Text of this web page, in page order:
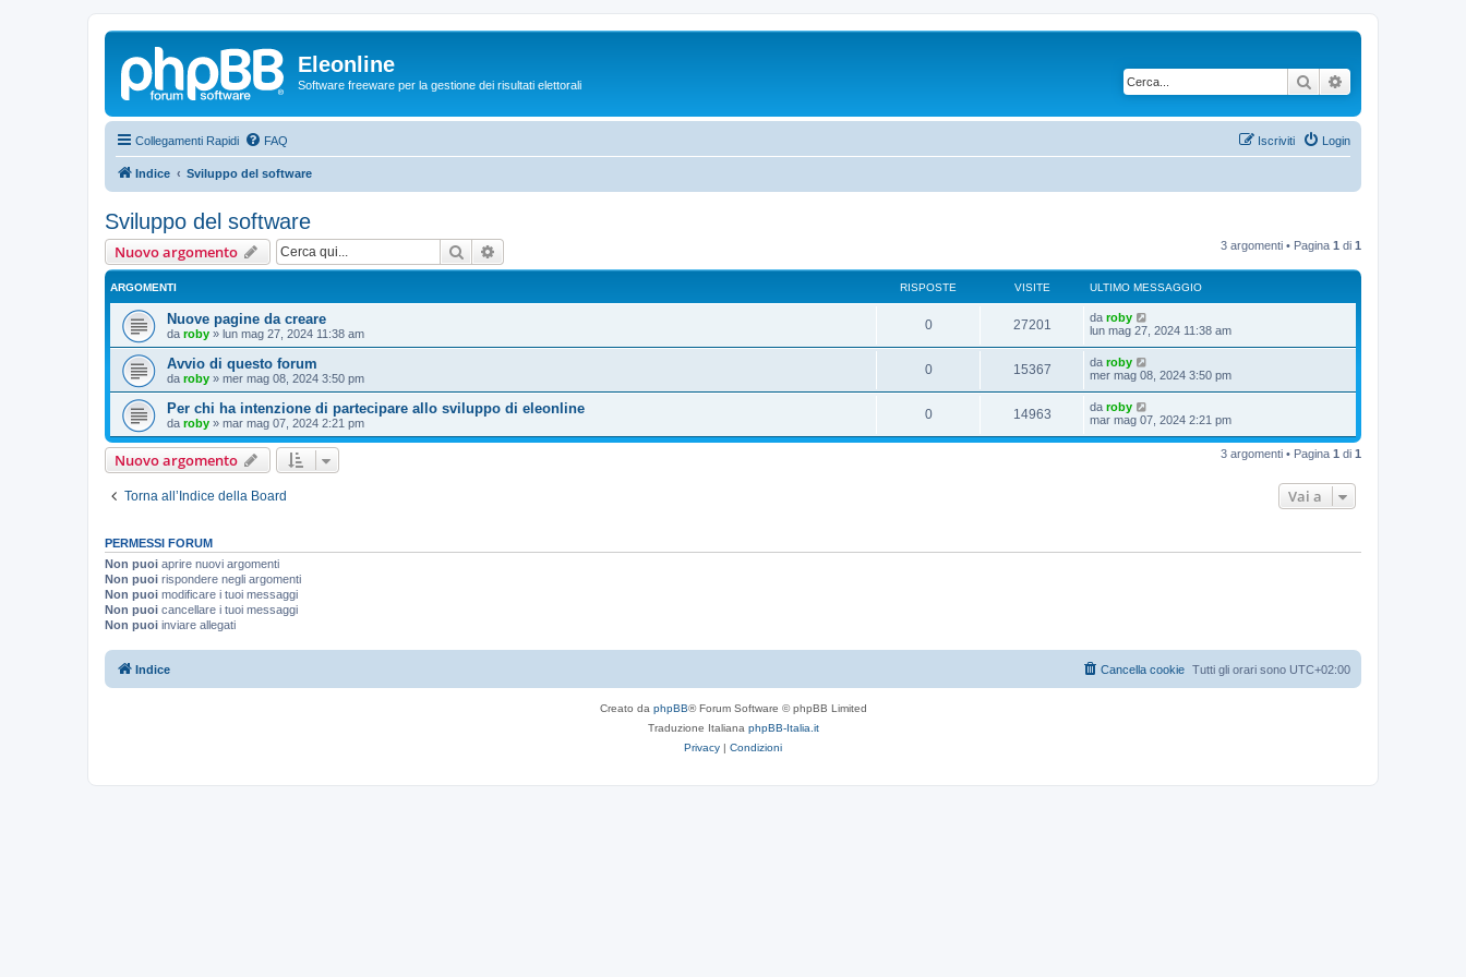
Eleonline
Software freeware per la gestione dei risultati elettorali Cerca
Collegamenti Rapidi FAQ Login
Iscriviti
Indice Sviluppo del software
Sviluppo del software
Nuovo argomento Cerca 3 argomenti • Pagina 1 di 1
ARGOMENTI RISPOSTE VISITE ULTIMO MESSAGGIO
Nuove pagine da creare
da roby » lun mag 27, 2024 11:38 am
0 27201 da roby
lun mag 27, 2024 11:38 am
Avvio di questo forum
da roby » mer mag 08, 2024 3:50 pm
0 15367 da roby
mer mag 08, 2024 3:50 pm
Per chi ha intenzione di partecipare allo sviluppo di eleonline
da roby » mar mag 07, 2024 2:21 pm
0 14963 da roby
mar mag 07, 2024 2:21 pm
Nuovo argomento 3 argomenti • Pagina 1 di 1
Torna all’Indice della Board Vai a
PERMESSI FORUM
Non puoi aprire nuovi argomenti
Non puoi rispondere negli argomenti
Non puoi modificare i tuoi messaggi
Non puoi cancellare i tuoi messaggi
Non puoi inviare allegati
Indice Tutti gli orari sono UTC+02:00
Cancella cookie
Creato da phpBB® Forum Software © phpBB Limited
Traduzione Italiana phpBB-Italia.it
Privacy | Condizioni